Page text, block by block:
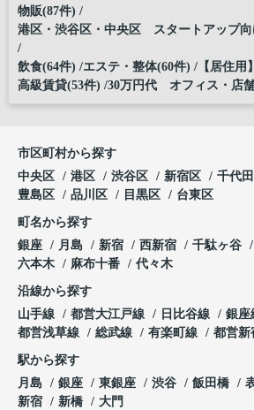
物販(87件)
港区・渋谷区・中央区 スタートアップ向
飲食(64件) エステ・整体(60件) 【居住用
高級賃貸(53件) 30万円代 オフィス・店
市区町村から探す
中央区
港区 渋谷区 新宿区 千代
豊島区
品川区 目黒区 台東区
町名から探す
銀座
月島 新宿 西新宿 千駄ヶ谷
六本木
麻布十番 代々木
沿線から探す
山手線
都営大江戸線 日比谷線 銀座
都営浅草線
総武線 有楽町線 都営新
駅から探す
月島
銀座 東銀座 渋谷 飯田橋
新宿
新橋 大門